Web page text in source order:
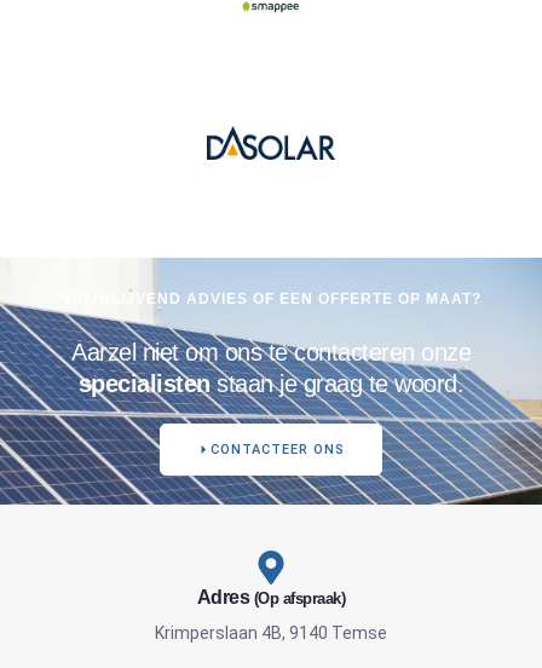
VRIJBLIJVEND ADVIES OF EEN OFFERTE OP MAAT?
Aarzel niet om ons te contacteren onze
specialistenstaan je graag te woord.
CONTACTEER ONS
Adres (Op afspraak)
Krimperslaan 4B, 9140 Temse